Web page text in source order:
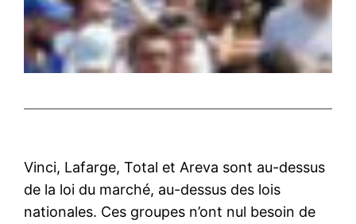
Vinci, Lafarge, Total et Areva sont au-dessus
de la loi du marché, au-dessus des lois
nationales. Ces groupes n’ont nul besoin de